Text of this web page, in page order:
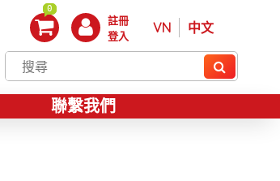
0
註冊
登入
VN 中文
聯繫我們